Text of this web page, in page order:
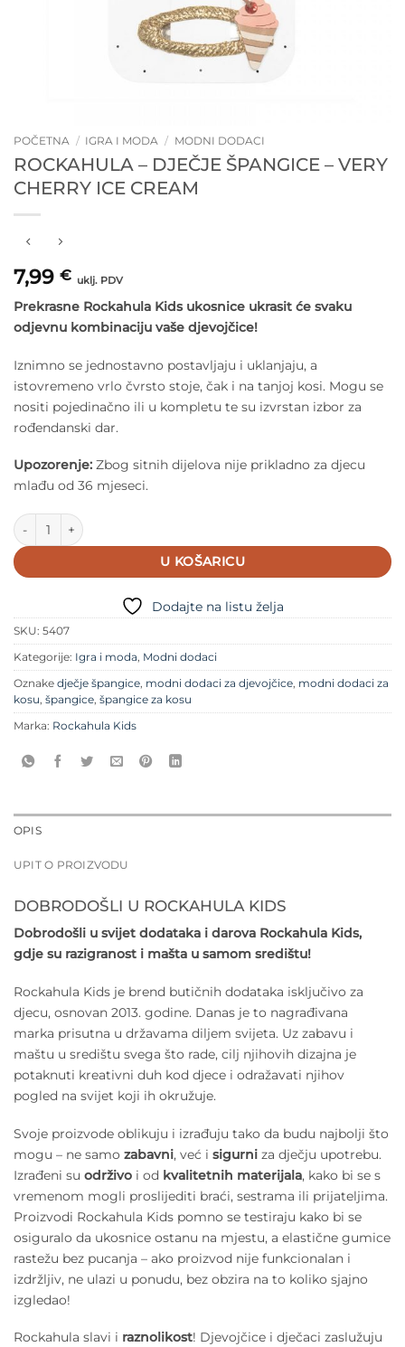
POČETNA / IGRA I MODA / MODNI DODACI
ROCKAHULA – DJEČJE ŠPANGICE – VERY
CHERRY ICE CREAM
7,99 € uklj. PDV
Prekrasne Rockahula Kids ukosnice ukrasit će svaku
odjevnu kombinaciju vaše djevojčice!
Iznimno se jednostavno postavljaju i uklanjaju, a
istovremeno vrlo čvrsto stoje, čak i na tanjoj kosi. Mogu se
nositi pojedinačno ili u kompletu te su izvrstan izbor za
rođendanski dar.
Upozorenje: Zbog sitnih dijelova nije prikladno za djecu
mlađu od 36 mjeseci.
Rockahula - Dječje špangice - Very Cherry Ice Cream količina
U KOŠARICU
Dodajte na listu želja
SKU: 5407
Kategorije: Igra i moda, Modni dodaci
Oznake dječje špangice, modni dodaci za djevojčice, modni dodaci za
kosu, špangice, špangice za kosu
Marka: Rockahula Kids
OPIS
UPIT O PROIZVODU
DOBRODOŠLI U ROCKAHULA KIDS
Dobrodošli u svijet dodataka i darova Rockahula Kids,
gdje su razigranost i mašta u samom središtu!
Rockahula Kids je brend butičnih dodataka isključivo za
djecu, osnovan 2013. godine. Danas je to nagrađivana
marka prisutna u državama diljem svijeta. Uz zabavu i
maštu u središtu svega što rade, cilj njihovih dizajna je
potaknuti kreativni duh kod djece i odražavati njihov
pogled na svijet koji ih okružuje.
Svoje proizvode oblikuju i izrađuju tako da budu najbolji što
mogu – ne samo zabavni, već i sigurni za dječju upotrebu.
Izrađeni su održivo i od kvalitetnih materijala, kako bi se s
vremenom mogli proslijediti braći, sestrama ili prijateljima.
Proizvodi Rockahula Kids pomno se testiraju kako bi se
osiguralo da ukosnice ostanu na mjestu, a elastične gumice
rastežu bez pucanja – ako proizvod nije funkcionalan i
izdržljiv, ne ulazi u ponudu, bez obzira na to koliko sjajno
izgledao!
Rockahula slavi i raznolikost! Djevojčice i dječaci zaslužuju